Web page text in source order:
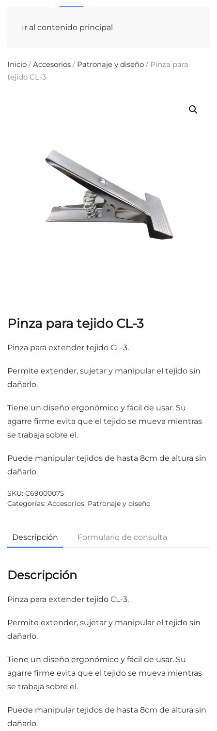
Ir al contenido principal
Inicio /Accesorios / Patronaje y diseño / Pinza para
tejido CL-3
Pinza para tejido CL-3
Pinza para extender tejido CL-3.
Permite extender, sujetar y manipular el tejido sin
dañarlo.
Tiene un diseño ergonómico y fácil de usar. Su
agarre firme evita que el tejido se mueva mientras
se trabaja sobre el.
Puede manipular tejidos de hasta 8cm de altura sin
dañarlo.
SKU: C69000075
Categorías: Accesorios, Patronaje y diseño
Descripción Formulario de consulta
Descripción
Pinza para extender tejido CL-3.
Permite extender, sujetar y manipular el tejido sin
dañarlo.
Tiene un diseño ergonómico y fácil de usar. Su
agarre firme evita que el tejido se mueva mientras
se trabaja sobre el.
Puede manipular tejidos de hasta 8cm de altura sin
dañarlo.